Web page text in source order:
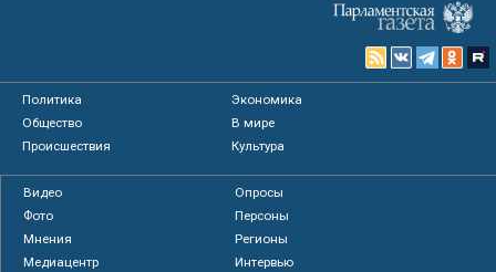
Политика
Экономика
Общество
В мире
Происшествия
Культура
Видео
Опросы
Фото
Персоны
Мнения
Регионы
Медиацентр
Интервью